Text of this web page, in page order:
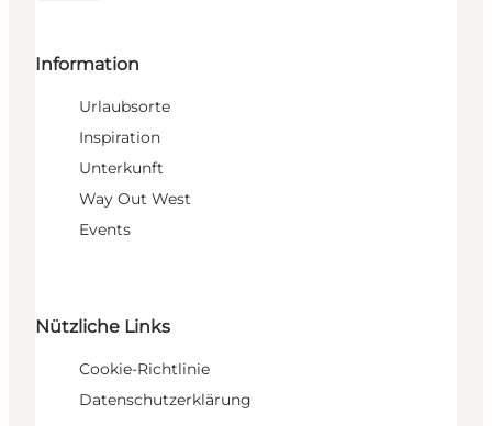
Information
Urlaubsorte
Inspiration
Unterkunft
Way Out West
Events
Nützliche Links
Cookie-Richtlinie
Datenschutzerklärung